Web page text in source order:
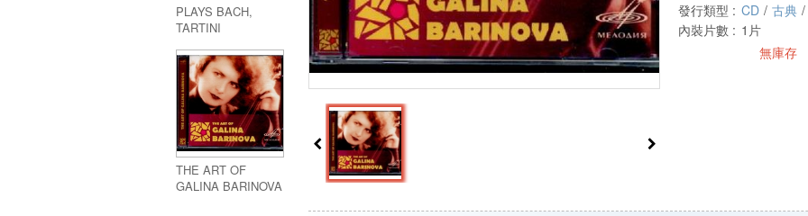
PLAYS BACH,
TARTINI
THE ART OF
GALINA BARINOVA
發行類型 : CD / 古典 /
內裝片數 : 1片
無庫存